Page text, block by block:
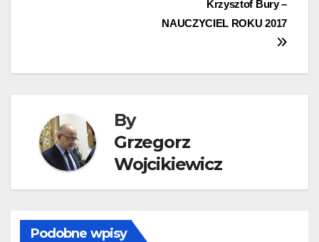
Krzysztof Bury –
NAUCZYCIEL ROKU 2017
By
Grzegorz
Wojcikiewicz
Podobne wpisy